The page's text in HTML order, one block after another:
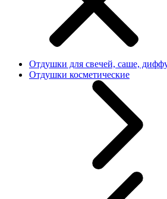
Отдушки для свечей, саше,
Отдушки косметические